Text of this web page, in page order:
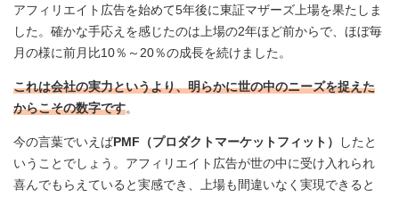
アフィリエイト広告を始めて5年後に東証マザーズ上場を果たしま
した。確かな手応えを感じたのは上場の2年ほど前からで、ほぼ毎
月の様に前月比10％～20％の成長を続けました。
これは会社の実力というより、明らかに世の中のニーズを捉えた
からこその数字です。
今の言葉でいえばPMF（プロダクトマーケットフィット）
したと
いうことでしょう。アフィリエイト広告が世の中に受け入れられ
喜んでもらえていると実感でき、上場も間違いなく実現できると